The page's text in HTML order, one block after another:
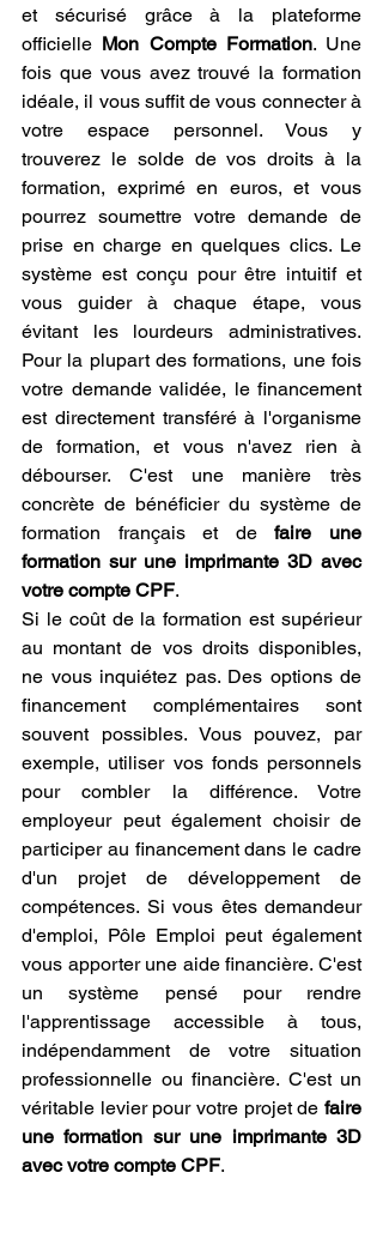
et sécurisé grâce à la plateforme
officielle Mon Compte Formation. Une
fois que vous avez trouvé la formation
idéale, il vous suffit de vous connecter à
votre espace personnel. Vous y
trouverez le solde de vos droits à la
formation, exprimé en euros, et vous
pourrez soumettre votre demande de
prise en charge en quelques clics. Le
système est conçu pour être intuitif et
vous guider à chaque étape, vous
évitant les lourdeurs administratives.
Pour la plupart des formations, une fois
votre demande validée, le financement
est directement transféré à l'organisme
de formation, et vous n'avez rien à
débourser. C'est une manière très
concrète de bénéficier du système de
formation français et de faire une
formation sur une imprimante 3D avec
votre compte CPF.
Si le coût de la formation est supérieur
au montant de vos droits disponibles,
ne vous inquiétez pas. Des options de
financement complémentaires sont
souvent possibles. Vous pouvez, par
exemple, utiliser vos fonds personnels
pour combler la différence. Votre
employeur peut également choisir de
participer au financement dans le cadre
d'un projet de développement de
compétences. Si vous êtes demandeur
d'emploi, Pôle Emploi peut également
vous apporter une aide financière. C'est
un système pensé pour rendre
l'apprentissage accessible à tous,
indépendamment de votre situation
professionnelle ou financière. C'est un
véritable levier pour votre projet de faire
une formation sur une imprimante 3D
avec votre compte CPF.